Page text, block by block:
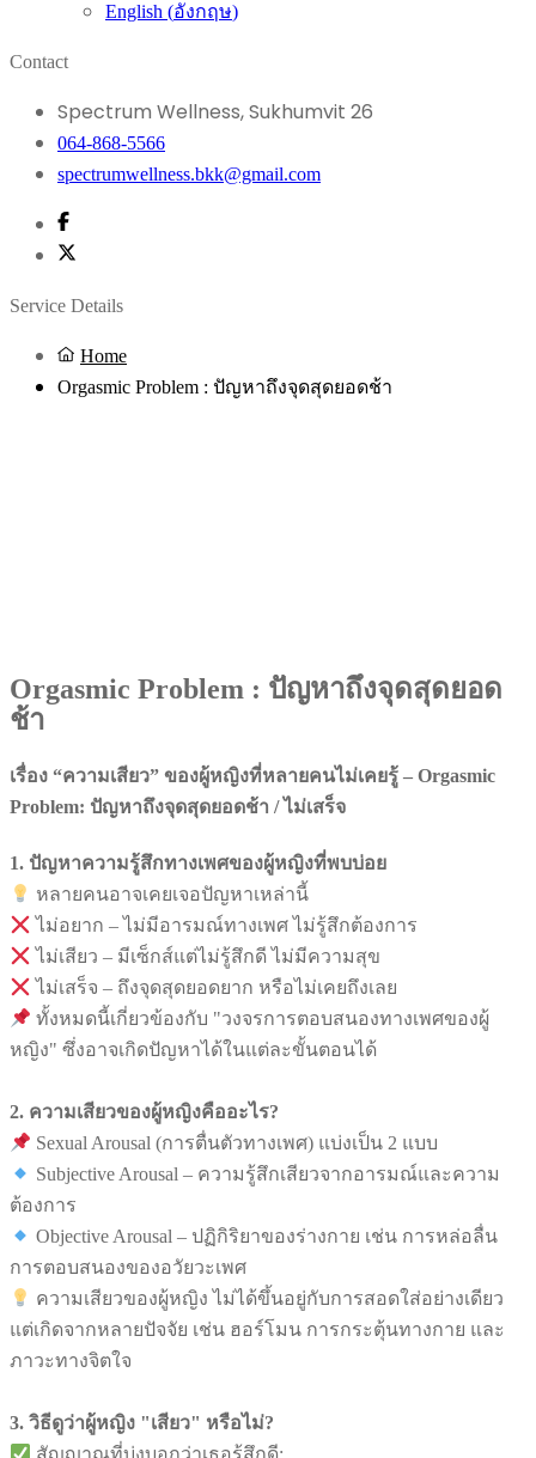
English (อังกฤษ)
Contact
Spectrum Wellness, Sukhumvit 26
064-868-5566
spectrumwellness.bkk@gmail.com
Service Details
Home
Orgasmic Problem : ปัญหาถึงจุดสุดยอดช้า
Orgasmic Problem : ปัญหาถึงจุดสุดยอด
ช้า
เรื่อง “ความเสียว” ของผู้หญิงที่หลายคนไม่เคยรู้ – Orgasmic
Problem: ปัญหาถึงจุดสุดยอดช้า / ไม่เสร็จ
1. ปัญหาความรู้สึกทางเพศของผู้หญิงที่พบบ่อย
หลายคนอาจเคยเจอปัญหาเหล่านี้
ไม่อยาก – ไม่มีอารมณ์ทางเพศ ไม่รู้สึกต้องการ
ไม่เสียว – มีเซ็กส์แต่ไม่รู้สึกดี ไม่มีความสุข
ไม่เสร็จ – ถึงจุดสุดยอดยาก หรือไม่เคยถึงเลย
ทั้งหมดนี้เกี่ยวข้องกับ "วงจรการตอบสนองทางเพศของผู้
หญิง" ซึ่งอาจเกิดปัญหาได้ในแต่ละขั้นตอนได้
2. ความเสียวของผู้หญิงคืออะไร?
Sexual Arousal (การตื่นตัวทางเพศ) แบ่งเป็น 2 แบบ
Subjective Arousal – ความรู้สึกเสียวจากอารมณ์และความ
ต้องการ
Objective Arousal – ปฏิกิริยาของร่างกาย เช่น การหล่อลื่น
การตอบสนองของอวัยวะเพศ
ความเสียวของผู้หญิง ไม่ได้ขึ้นอยู่กับการสอดใส่อย่างเดียว
แต่เกิดจากหลายปัจจัย เช่น ฮอร์โมน การกระตุ้นทางกาย และ
ภาวะทางจิตใจ
3. วิธีดูว่าผู้หญิง "เสียว" หรือไม่?